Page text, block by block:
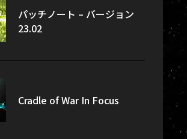
パッチノート – バージョン
23.02
Cradle of War In Focus